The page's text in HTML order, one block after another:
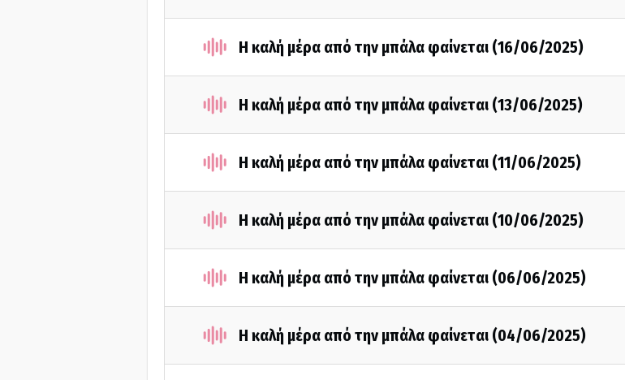
Η καλή μέρα από την μπάλα φαίνεται (16/06/2025)
Η καλή μέρα από την μπάλα φαίνεται (13/06/2025)
Η καλή μέρα από την μπάλα φαίνεται (11/06/2025)
Η καλή μέρα από την μπάλα φαίνεται (10/06/2025)
Η καλή μέρα από την μπάλα φαίνεται (06/06/2025)
Η καλή μέρα από την μπάλα φαίνεται (04/06/2025)